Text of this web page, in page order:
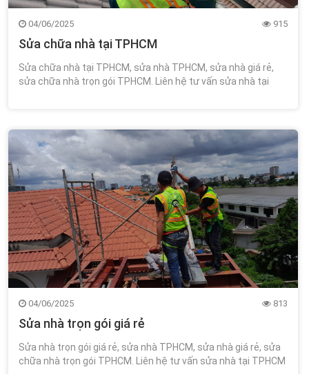
04/06/2025 915
Sửa chữa nhà tại TPHCM
Sửa chữa nhà tại TPHCM, sửa nhà TPHCM, sửa nhà giá rẻ,
sửa chữa nhà trọn gói TPHCM. Liên hệ tư vấn sửa nhà tại
04/06/2025 813
Sửa nhà trọn gói giá rẻ
Sửa nhà trọn gói giá rẻ, sửa nhà TPHCM, sửa nhà giá rẻ, sửa
chữa nhà trọn gói TPHCM. Liên hệ tư vấn sửa nhà tại TPHCM